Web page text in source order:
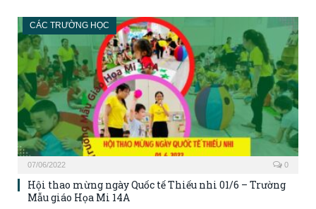
CÁC TRƯỜNG HỌC
07/06/2022 0
Hội thao mừng ngày Quốc tế Thiếu nhi 01/6 – Trường
Mẫu giáo Họa Mi 14A